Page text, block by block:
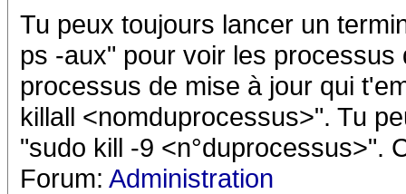
Tu peux toujours lancer un
ps -aux" pour voir les
processus de mise à jour qui
killall <nomduprocessus>". Tu
"sudo kill -9 <n°duprocessus>".
Forum: Administration